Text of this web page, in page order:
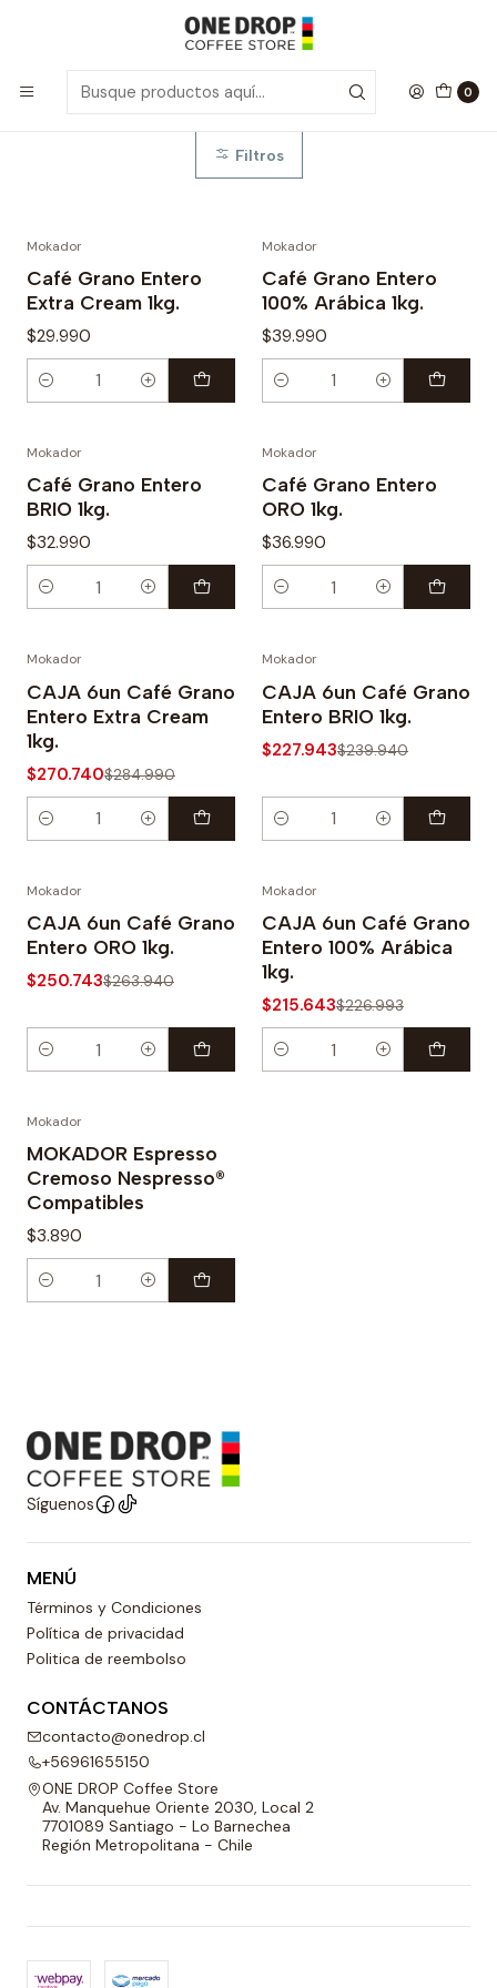
0
Inicio Mokador
Mokador
Filtros
Mokador
Café Grano Entero
Extra Cream 1kg.
$29.990
Cantidad
Mokador
Café Grano Entero
100% Arábica 1kg.
$39.990
Cantidad
Mokador
Café Grano Entero
BRIO 1kg.
$32.990
Cantidad
Mokador
Café Grano Entero
ORO 1kg.
$36.990
Cantidad
-5%
Mokador
CAJA 6un Café Grano
Entero Extra Cream
1kg.
$270.740$284.990
Cantidad
-5%
Mokador
CAJA 6un Café Grano
Entero BRIO 1kg.
$227.943$239.940
Cantidad
-5%
Mokador
CAJA 6un Café Grano
Entero ORO 1kg.
$250.743$263.940
Cantidad
-5%
Mokador
CAJA 6un Café Grano
Entero 100% Arábica
1kg.
$215.643$226.993
Cantidad
Mokador
MOKADOR Espresso
Cremoso Nespresso®
Compatibles
$3.890
Cantidad
Síguenos
MENÚ
Términos y Condiciones
Política de privacidad
Politica de reembolso
CONTÁCTANOS
contacto@onedrop.cl
+56961655150
ONE DROP Coffee Store
Av. Manquehue Oriente 2030, Local 2
7701089 Santiago - Lo Barnechea
Región Metropolitana - Chile